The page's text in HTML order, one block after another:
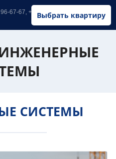
Выбрать квартиру
67-67, +7 (902) 326-67-67
СИСТЕМЫ